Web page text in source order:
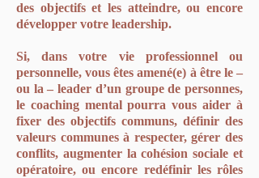
des objectifs et les atteindre, ou encore
développer votre leadership.
Si, dans votre vie professionnel ou
personnelle, vous êtes amené(e) à être le –
ou la – leader d’un groupe de personnes,
le coaching mental pourra vous aider à
fixer des objectifs communs, définir des
valeurs communes à respecter, gérer des
conflits, augmenter la cohésion sociale et
opératoire, ou encore redéfinir les rôles